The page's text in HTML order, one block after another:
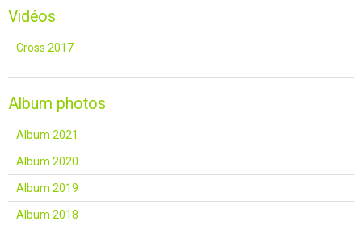
Vidéos
Cross 2017
Album photos
Album 2021
Album 2020
Album 2019
Album 2018